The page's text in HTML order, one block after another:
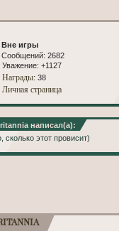
Вне игры
Сообщений: 2682
Уважение: +1127
Награды: 38
Личная страница
написал(а):
сколько этот провисит)